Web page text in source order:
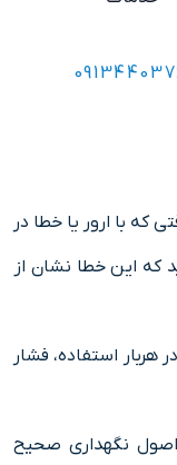
با ارور یا خطا در
که این خطا نشان از
استفاده، فشار
اصول نگهداری صحیح